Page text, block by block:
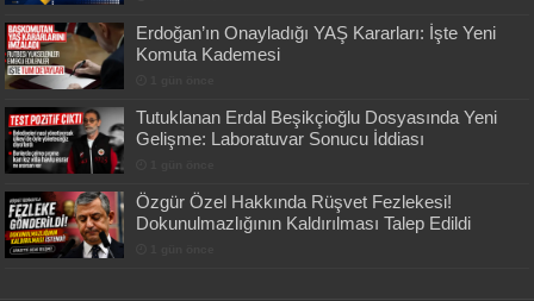
Erdoğan’ın Onayladığı YAŞ Kararları: İşte Yeni
Komuta Kademesi
Tutuklanan Erdal Beşikçioğlu Dosyasında Yeni
Gelişme: Laboratuvar Sonucu İddiası
Özgür Özel Hakkında Rüşvet Fezlekesi!
Dokunulmazlığının Kaldırılması Talep Edildi